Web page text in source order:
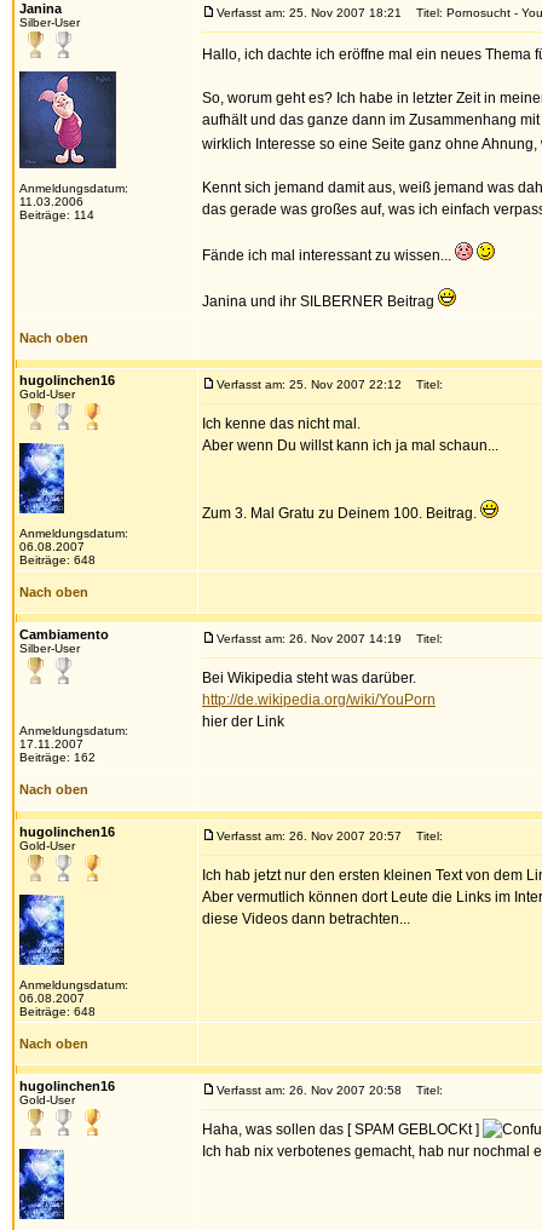
Janina
Silber-User
Anmeldungsdatum:
11.03.2006
Beiträge: 114
Verfasst am: 25. Nov 2007 18:21 Titel: Pornosucht -
Hallo, ich dachte ich eröffne mal ein neues Thema
So, worum geht es? Ich habe in letzter Zeit in
aufhält und das ganze dann im Zusammenhang
wirklich Interesse so eine Seite ganz ohne
Kennt sich jemand damit aus, weiß jemand was
das gerade was großes auf, was ich einfach
Fände ich mal interessant zu wissen...
Janina und ihr SILBERNER Beitrag
Nach oben
hugolinchen16
Gold-User
Anmeldungsdatum:
06.08.2007
Beiträge: 648
Verfasst am: 25. Nov 2007 22:12 Titel:
Ich kenne das nicht mal.
Aber wenn Du willst kann ich ja mal schaun...
Zum 3. Mal Gratu zu Deinem 100. Beitrag.
Nach oben
Cambiamento
Silber-User
Anmeldungsdatum:
17.11.2007
Beiträge: 162
Verfasst am: 26. Nov 2007 14:19 Titel:
Bei Wikipedia steht was darüber.
http://de.wikipedia.org/wiki/YouPorn
hier der Link
Nach oben
hugolinchen16
Gold-User
Anmeldungsdatum:
06.08.2007
Beiträge: 648
Verfasst am: 26. Nov 2007 20:57 Titel:
Ich hab jetzt nur den ersten kleinen Text von dem
Aber vermutlich können dort Leute die Links im
diese Videos dann betrachten...
Nach oben
hugolinchen16
Gold-User
Verfasst am: 26. Nov 2007 20:58 Titel:
Haha, was sollen das [ SPAM GEBLOCKt ]
Ich hab nix verbotenes gemacht, hab nur